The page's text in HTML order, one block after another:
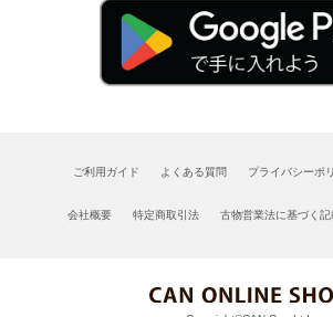
ご利用ガイド よくある質問 プライバシーポ
会社概要 特定商取引法 古物営業法に基づく記